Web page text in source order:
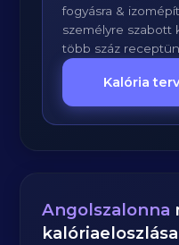
fogyásra &
személyre szabott
több száz
Kalória
Angolszalonna
kalóriaeloszlása